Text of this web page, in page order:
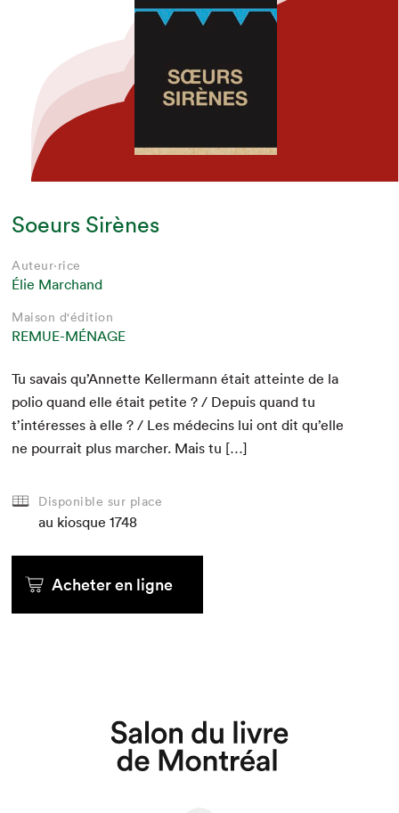
Que cherchez-vous?
Soeurs Sirènes
Auteur·rice
Élie Marchand
Maison d'édition
REMUE-MÉNAGE
Tu savais qu’Annette Keller­mann était atteinte de la
polio quand elle était petite ? / Depuis quand tu
t’intéresses à elle ? / Les médecins lui ont dit qu’elle
ne pour­rait plus marcher. Mais tu […]
Disponible sur place
au kiosque 1748
Acheter en ligne